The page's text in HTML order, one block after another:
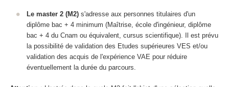
Le master 2 (M2)s'adresse aux personnes titulaires d'un
diplôme bac + 4 minimum (Maîtrise, école d'ingénieur, diplôme
bac + 4 du Cnam ou équivalent, cursus scientifique). Il est prévu
la possibilité de validation des Etudes supérieures VES et/ou
validation des acquis de l'expérienceVAE pour réduire
éventuellement la durée du parcours.